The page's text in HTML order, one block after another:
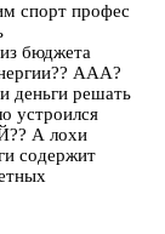
спорт профес
бюджета
ААА?
деньги решать
устроился
А лохи
содержит